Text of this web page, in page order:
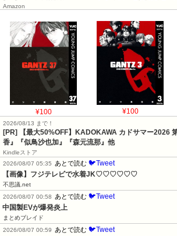
Amazon
¥100 ¥100
2026/08/13 まで！
[PR]
【最大50%OFF】KADOKAWA カドサマー2026
香』『似鳥沙也加』『森元流那』他
Kindleストア
2026/08/07 05:35
あとで読む 🐦Tweet
【画像】フジテレビで水着JK♡♡♡♡♡♡
不思議.net
2026/08/07 00:58
あとで読む 🐦Tweet
中国製EVが爆発炎上
まとめブレイド
2026/08/07 00:59
あとで読む 🐦Tweet